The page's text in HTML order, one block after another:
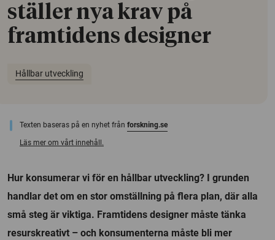
ställer nya krav på
framtidens designer
Hållbar utveckling
Texten baseras på en nyhet från forskning.se
Läs mer om vårt innehåll.
Hur konsumerar vi för en hållbar utveckling? I grunden
handlar det om en stor omställning på flera plan, där alla
små steg är viktiga. Framtidens designer måste tänka
resurskreativt – och konsumenterna måste bli mer